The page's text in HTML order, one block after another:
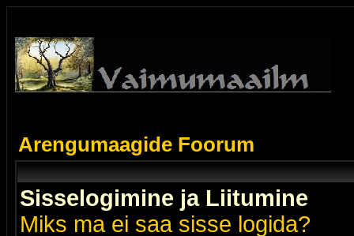
Arengumaagide Foorum
Sisselogimine ja Liitumine
Miks ma ei saa sisse logida?